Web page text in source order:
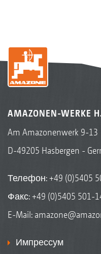
AMAZONEN-WERKE
Am Amazonenwerk 9-13
D-49205 Hasbergen -
Телефон:+49 (0)5405
Факс: +49 (0)5405 501-
E-Mail:
Импрессум